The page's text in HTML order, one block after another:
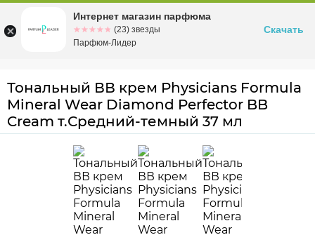
Омскул. Заозерная, 11, к. 1
Тональный ВВ крем Physicians Formula
Mineral Wear Diamond Perfector BB
Cream т.Средний-темный 37 мл
Интернет магазин парфюма
☆☆☆☆☆
★★★★★ (23) звезды
Парфюм-Лидер
Скачать